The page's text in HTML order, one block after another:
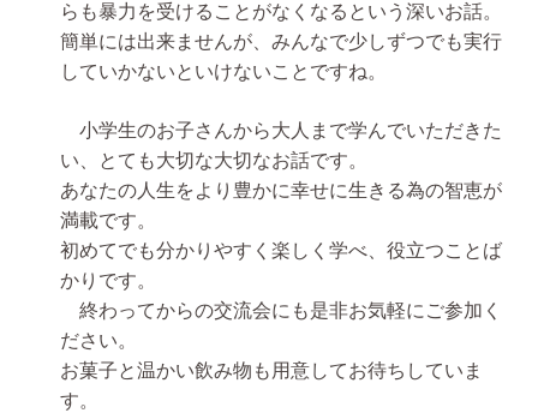
らも暴力を受けることがなくなるという深いお話。
簡単には出来ませんが、みんなで少しずつでも実行
していかないといけないことですね。
小学生のお子さんから大人まで学んでいただきた
い、とても大切な大切なお話です。
あなたの人生をより豊かに幸せに生きる為の智恵が
満載です。
初めてでも分かりやすく楽しく学べ、役立つことば
かりです。
終わってからの交流会にも是非お気軽にご参加く
ださい。
お菓子と温かい飲み物も用意してお待ちしていま
す。